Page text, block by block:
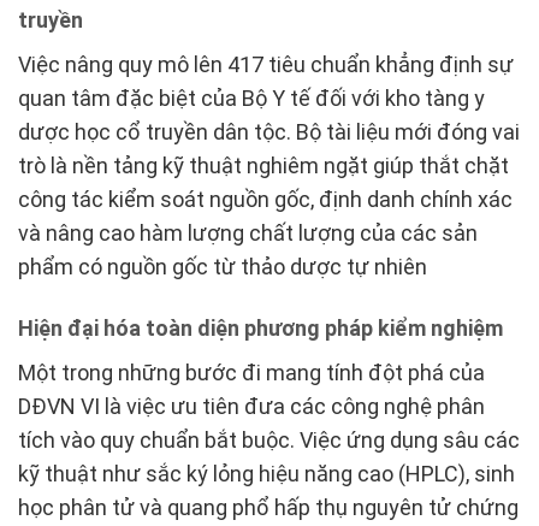
truyền
Việc nâng quy mô lên 417 tiêu chuẩn khẳng định sự
quan tâm đặc biệt của Bộ Y tế đối với kho tàng y
dược học cổ truyền dân tộc. Bộ tài liệu mới đóng vai
trò là nền tảng kỹ thuật nghiêm ngặt giúp thắt chặt
công tác kiểm soát nguồn gốc, định danh chính xác
và nâng cao hàm lượng chất lượng của các sản
phẩm có nguồn gốc từ thảo dược tự nhiên
Hiện đại hóa toàn diện phương pháp kiểm nghiệm
Một trong những bước đi mang tính đột phá của
DĐVN VI là việc ưu tiên đưa các công nghệ phân
tích vào quy chuẩn bắt buộc. Việc ứng dụng sâu các
kỹ thuật như sắc ký lỏng hiệu năng cao (HPLC), sinh
học phân tử và quang phổ hấp thụ nguyên tử chứng